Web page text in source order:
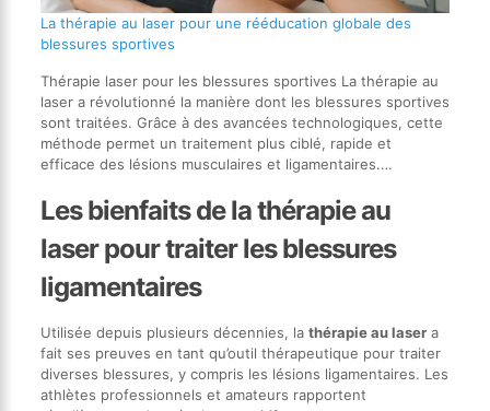
La thérapie au laser pour une rééducation globale des
blessures sportives
Thérapie laser pour les blessures sportives La thérapie au
laser a révolutionné la manière dont les blessures sportives
sont traitées. Grâce à des avancées technologiques, cette
méthode permet un traitement plus ciblé, rapide et
efficace des lésions musculaires et ligamentaires.…
Les bienfaits de la thérapie au
laser pour traiter les blessures
ligamentaires
Utilisée depuis plusieurs décennies, la thérapie au lasera
fait ses preuves en tant qu’outil thérapeutique pour traiter
diverses blessures, y compris les lésions ligamentaires. Les
athlètes professionnels et amateurs rapportent